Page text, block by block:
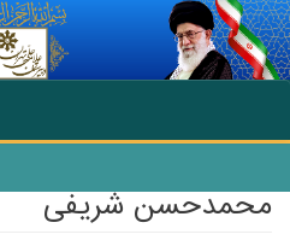
انتقال به محتوای اصلی
محمدحسن شریفی